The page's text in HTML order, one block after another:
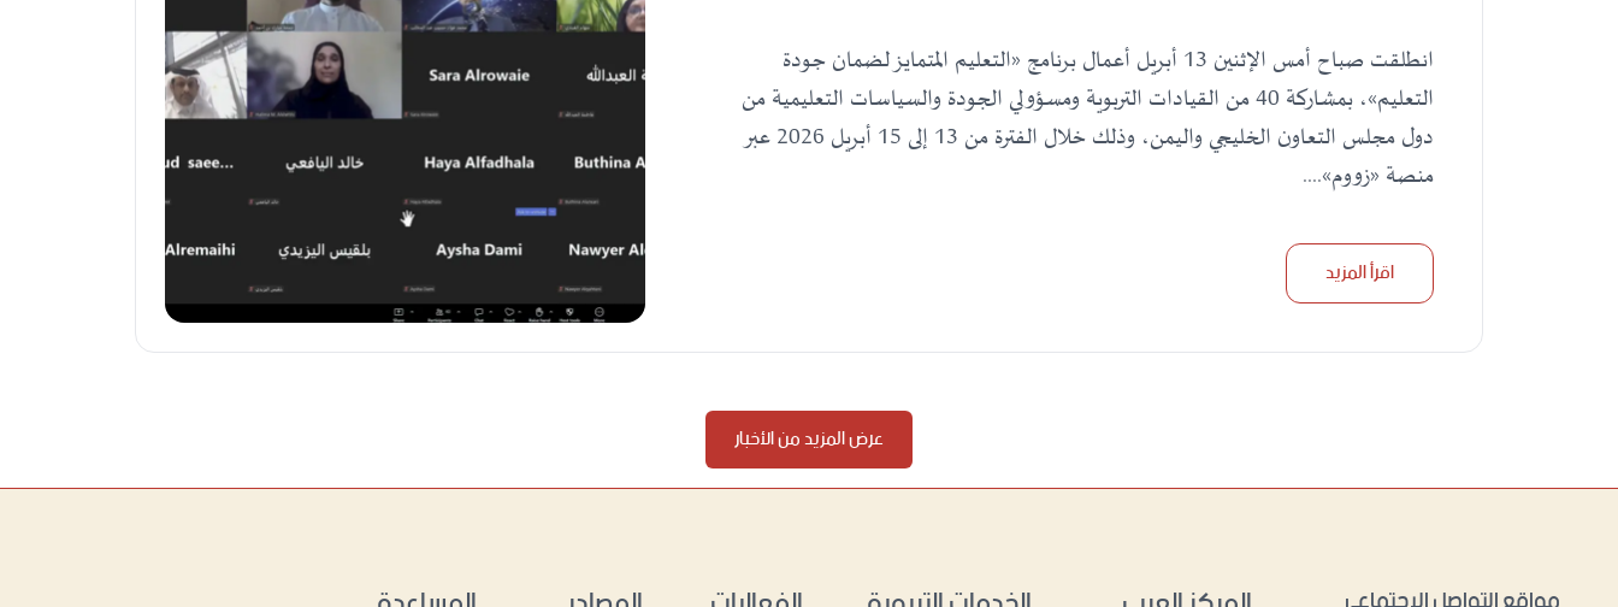
انطلقت صباح أمس الإثنين 13 أبريل أعمال برنامج «التعليم المتمايز لضمان جودة
التعليم»، بمشاركة 40 من القيادات التربوية ومسؤولي الجودة والسياسات التعليمية من
دول مجلس التعاون الخليجي واليمن، وذلك خلال الفترة من 13 إلى 15 أبريل 2026 عبر
منصة «زووم»....
اقرأ المزيد
عرض المزيد من الأخبار